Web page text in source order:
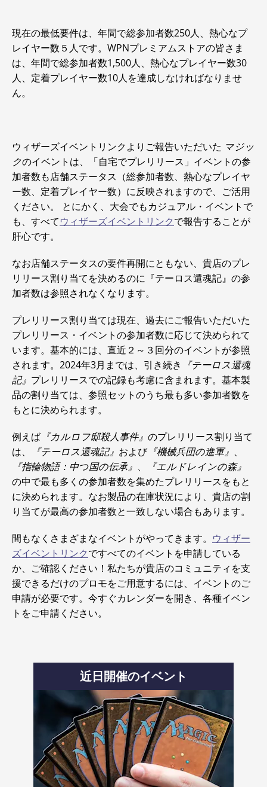
現在の最低要件は、年間で総参加者数250人、熱心なプ
レイヤー数５人です。WPNプレミアムストアの皆さま
は、年間で総参加者数1,500人、熱心なプレイヤー数30
人、定着プレイヤー数10人を達成しなければなりませ
ん。
ウィザーズイベントリンクよりご報告いただいた マジッ
クのイベントは、「自宅でプレリリース」イベントの参
加者数も店舗ステータス（総参加者数、熱心なプレイヤ
ー数、定着プレイヤー数）に反映されますので、ご活用
ください。 とにかく、大会でもカジュアル・イベントで
も、すべてウィザーズイベントリンクで報告することが
肝心です。
なお店舗ステータスの要件再開にともない、貴店のプレ
リリース割り当てを決めるのに『テーロス還魂記』の参
加者数は参照されなくなります。
プレリリース割り当ては現在、過去にご報告いただいた
プレリリース・イベントの参加者数に応じて決められて
います。基本的には、直近２～３回分のイベントが参照
されます。2024年3月までは、引き続き
『テーロス還魂
記』 プレリリースでの記録も考慮に含まれます。基本製
品の割り当ては、参照セットのうち最も多い参加者数を
もとに決められます。
例えば 『カルロフ邸殺人事件』 のプレリリース割り当て
は、
『テーロス還魂記』 および『機械兵団の進軍』 、
『指輪物語：中つ国の伝承』 、
『エルドレインの森』
の中で最も多くの参加者数を集めたプレリリースをもと
に決められます。なお製品の在庫状況により、貴店の割
り当てが最高の参加者数と一致しない場合もあります。
間もなくさまざまなイベントがやってきます。 ウィザー
ズイベントリンクですべてのイベントを申請している
か、ご確認ください！私たちが貴店のコミュニティを支
援できるだけのプロモをご用意するには、イベントのご
申請が必要です。今すぐカレンダーを開き、各種イベン
トをご申請ください。
近日開催のイベント